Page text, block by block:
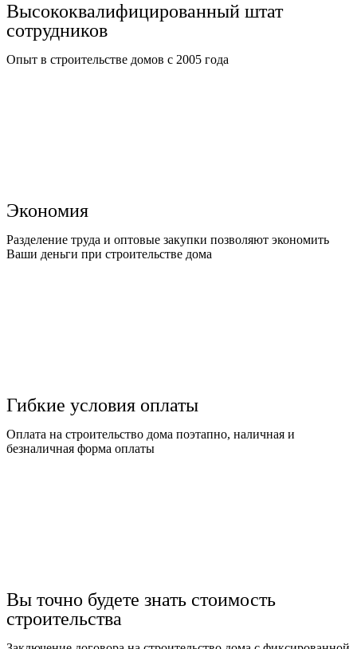
Высококвалифицированный штат
сотрудников
Опыт в строительстве домов с 2005 года
Экономия
Разделение труда и оптовые закупки позволяют экономить
Ваши деньги при строительстве дома
Гибкие условия оплаты
Оплата на строительство дома поэтапно, наличная и
безналичная форма оплаты
Вы точно будете знать стоимость
строительства